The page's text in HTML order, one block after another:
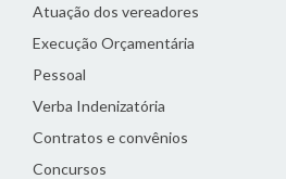
Atuação dos vereadores
Execução Orçamentária
Pessoal
Verba Indenizatória
Contratos e convênios
Concursos